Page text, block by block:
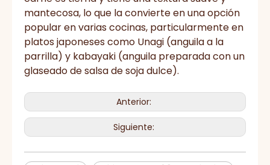
mantecosa, lo que la convierte en una opción
popular en varias cocinas, particularmente en
platos japoneses como Unagi (anguila a la
parrilla) y kabayaki (anguila preparada con un
glaseado de salsa de soja dulce).
Anterior:
Siguiente: